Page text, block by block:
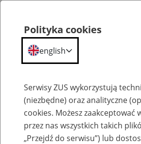
Polityka cookies
english
Serwisy ZUS wykorzystują
(niezbędne) oraz analityczne
cookies. Możesz zaakceptować
przez nas wszystkich takich
„Przejdź do serwisu”) lub